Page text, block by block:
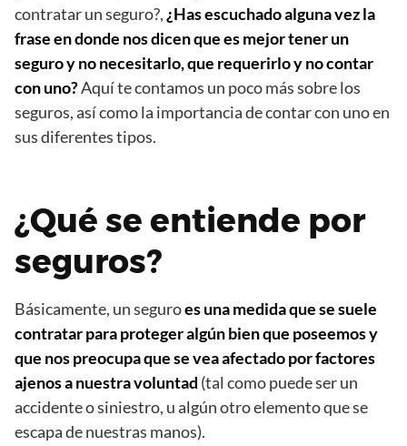
contratar un seguro?, ¿Has escuchado alguna vez la
frase en donde nos dicen que es mejor tener un
seguro y no necesitarlo, que requerirlo y no contar
con uno?Aquí te contamos un poco más sobre los
seguros, así como la importancia de contar con uno en
sus diferentes tipos.
¿Qué se entiende por
seguros?
Básicamente, un seguroes una medida que se suele
contratar para proteger algún bien que poseemos y
que nos preocupa que se vea afectado por factores
ajenos a nuestra voluntad (tal como puede ser un
accidente o siniestro, u algún otro elemento que se
escapa de nuestras manos).